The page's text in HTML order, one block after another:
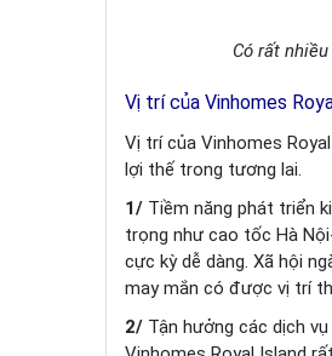
Có rất
Vị trí của Vinhomes
Vị trí của Vinhomes
lợi thế trong tương lai.
1/ Tiềm năng phát triển
trọng như cao tốc Hà
cực kỳ dễ dàng. Xã hội
may mắn có được vị trí
2/ Tận hưởng các dịch